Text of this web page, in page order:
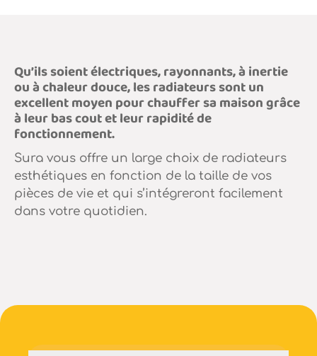
Qu’ils soient électriques, rayonnants, à inertie
ou à chaleur douce, les radiateurs sont un
excellent moyen pour chauffer sa maison grâce
à leur bas cout et leur rapidité de
fonctionnement.
Sura vous offre un large choix de radiateurs
esthétiques en fonction de la taille de vos
pièces de vie et qui s’intégreront facilement
dans votre quotidien.